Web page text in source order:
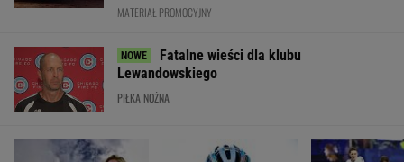
POLITYKA